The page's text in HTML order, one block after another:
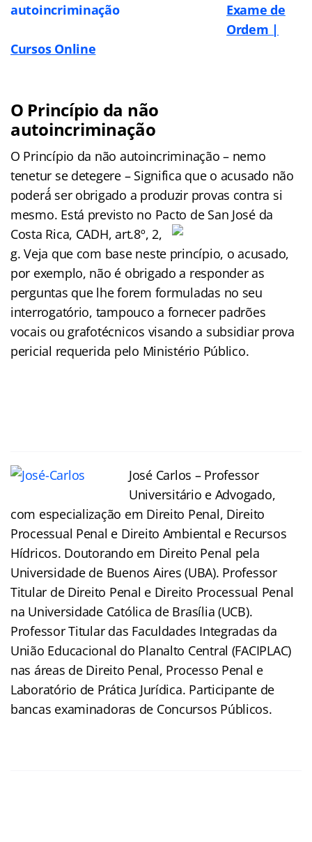
Exame de
Ordem |
Cursos Online
O Princípio da não
autoincriminação
O Princípio da não autoincriminação – nemo
tenetur se detegere – Significa que o acusado não
poderá́ ser obrigado a produzir provas contra si
mesmo. Está previsto no Pacto de San José da
Costa Rica, CADH, art.8º, 2,
g. Veja que com base neste princípio, o acusado,
por exemplo, não é obrigado a responder as
perguntas que lhe forem formuladas no seu
interrogatório, tampouco a fornecer padrões
vocais ou grafotécnicos visando a subsidiar prova
pericial requerida pelo Ministério Público.
José Carlos – Professor
Universitário e Advogado,
com especialização em Direito Penal, Direito
Processual Penal e Direito Ambiental e Recursos
Hídricos. Doutorando em Direito Penal pela
Universidade de Buenos Aires (UBA). Professor
Titular de Direito Penal e Direito Processual Penal
na Universidade Católica de Brasília (UCB).
Professor Titular das Faculdades Integradas da
União Educacional do Planalto Central (FACIPLAC)
nas áreas de Direito Penal, Processo Penal e
Laboratório de Prática Jurídica. Participante de
bancas examinadoras de Concursos Públicos.